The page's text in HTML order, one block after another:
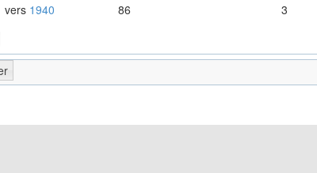
vers 1940 86 3